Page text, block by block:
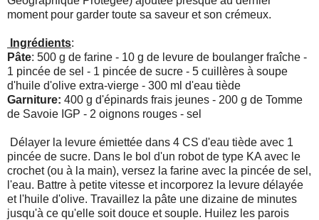
moment pour garder toute sa saveur et son crémeux.
Ingrédients:
Pâte: 500 g de farine - 10 g de levure de boulanger fraîche -
1 pincée de sel - 1 pincée de sucre - 5 cuillères à soupe
d'huile d'olive extra-vierge - 300 ml d'eau tiède
Garniture: 400 g d'épinards frais jeunes - 200 g de Tomme
de Savoie IGP - 2 oignons rouges - sel
Délayer la levure émiettée dans 4 CS d'eau tiède avec 1
pincée de sucre. Dans le bol d'un robot de type KA avec le
crochet (ou à la main), versez la farine avec la pincée de sel,
l'eau. Battre à petite vitesse et incorporez la levure délayée
et l'huile d'olive. Travaillez la pâte une dizaine de minutes
jusqu'à ce qu'elle soit douce et souple. Huilez les parois